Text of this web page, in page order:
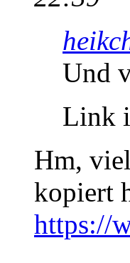
Und
Link
Hm,
kopiert
https://